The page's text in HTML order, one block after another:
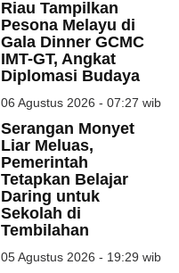
Riau Tampilkan
Pesona Melayu di
Gala Dinner GCMC
IMT-GT, Angkat
Diplomasi Budaya
06 Agustus 2026 - 07:27 wib
Serangan Monyet
Liar Meluas,
Pemerintah
Tetapkan Belajar
Daring untuk
Sekolah di
Tembilahan
05 Agustus 2026 - 19:29 wib